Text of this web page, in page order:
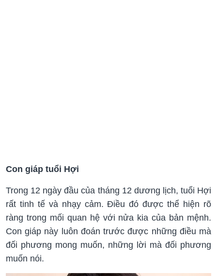
Con giáp tuổi Hợi
Trong 12 ngày đầu của tháng 12 dương lịch, tuổi Hợi
rất tinh tế và nhạy cảm. Điều đó được thể hiện rõ
ràng trong mối quan hệ với nửa kia của bản mệnh.
Con giáp này luôn đoán trước được những điều mà
đối phương mong muốn, những lời mà đối phương
muốn nói.